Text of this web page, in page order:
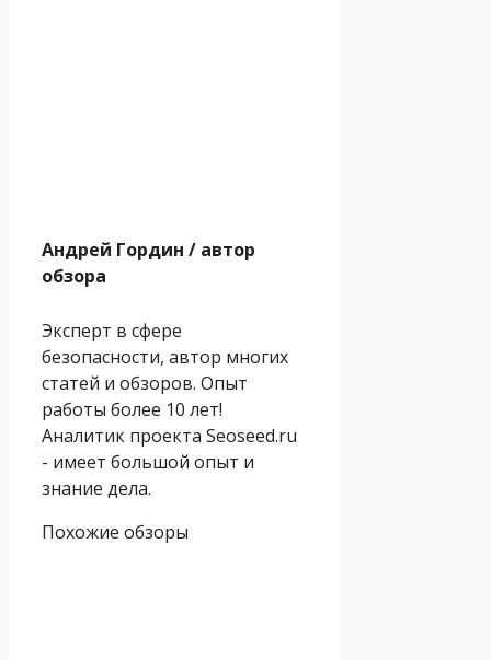
Андрей Гордин / автор
обзора
Эксперт в сфере
безопасности, автор многих
статей и обзоров. Опыт
работы более 10 лет!
Аналитик проекта Seoseed.ru
- имеет большой опыт и
знание дела.
Похожие обзоры